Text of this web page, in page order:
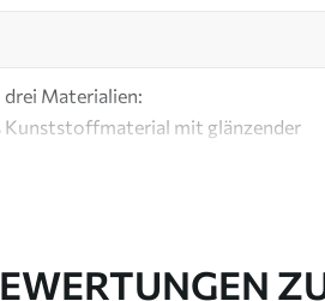
drei Materialien:
Kunststoffmaterial mit glänzender